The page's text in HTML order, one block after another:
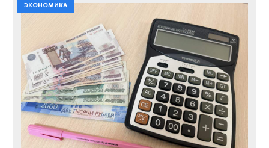
ЭКОНОМИКА